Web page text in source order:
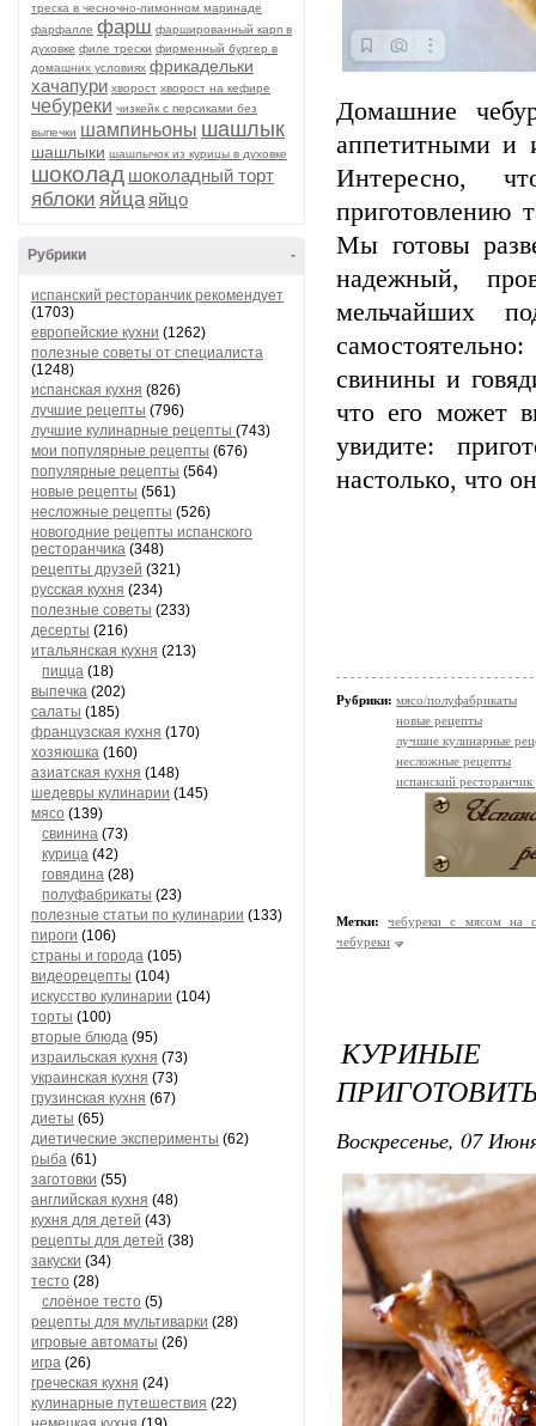
треска в чесночно-лимонном маринаде
фарфалле фарш фаршированный карп в
духовке филе трески фирменный бургер в
домашних условиях фрикадельки
хачапури хворост хворост на кефире
чебуреки чизкейк с персиками без
выпечки шампиньоны шашлык
шашлыки шашлычок из курицы в духовке
шоколад шоколадный торт
яблоки яйца яйцо
-
Рубрики
испанский ресторанчик рекомендует
(1703)
европейские кухни (1262)
полезные советы от специалиста
(1248)
испанская кухня (826)
лучшие рецепты (796)
лучшие кулинарные рецепты (743)
мои популярные рецепты (676)
популярные рецепты (564)
новые рецепты (561)
несложные рецепты (526)
новогодние рецепты испанского
ресторанчика (348)
рецепты друзей (321)
русская кухня (234)
полезные советы (233)
десерты (216)
итальянская кухня (213)
пицца (18)
выпечка (202)
салаты (185)
французская кухня (170)
хозяюшка (160)
азиатская кухня (148)
шедевры кулинарии (145)
мясо (139)
свинина (73)
курица (42)
говядина (28)
полуфабрикаты (23)
полезные статьи по кулинарии (133)
пироги (106)
страны и города (105)
видеорецепты (104)
искусство кулинарии (104)
торты (100)
вторые блюда (95)
израильская кухня (73)
украинская кухня (73)
грузинская кухня (67)
диеты (65)
диетические эксперименты (62)
рыба (61)
заготовки (55)
английская кухня (48)
кухня для детей (43)
рецепты для детей (38)
закуски (34)
тесто (28)
слоёное тесто (5)
рецепты для мультиварки (28)
игровые автоматы (26)
игра (26)
греческая кухня (24)
кулинарные путешествия (22)
Домашние
аппетитными и
Интересно,
приготовлению
Мы готовы
надежный,
мельчайших
свинины и
что его может
увидите:
настолько, что
Рубрики: мясо/полуфабрикаты
новые рецепты
лучшие кулинарные
несложные рецепты
испанский
Метки:
чебуреки с мясом на
чебуреки
Воскресенье, 07